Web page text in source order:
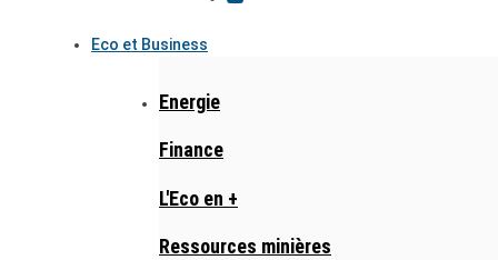
Eco et Business
Energie
Finance
L'Eco en +
Ressources minières